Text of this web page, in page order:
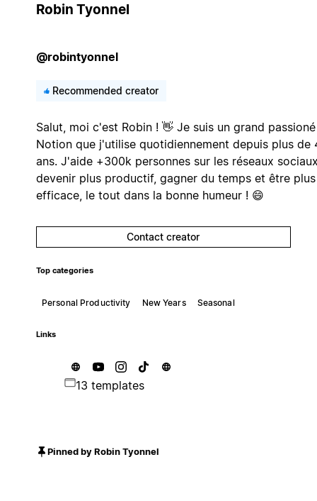
Robin Tyonnel
@robintyonnel
Recommended creator
Salut, moi c'est Robin ! 👋 Je suis un grand
Notion que j'utilise quotidiennement depuis plus de
ans. J'aide +300k personnes sur les réseaux
devenir plus productif, gagner du temps et être plus
efficace, le tout dans la bonne humeur ! 😄
Contact creator
Top categories
Personal Productivity New Years Seasonal
Links
13 templates
Pinned by Robin Tyonnel